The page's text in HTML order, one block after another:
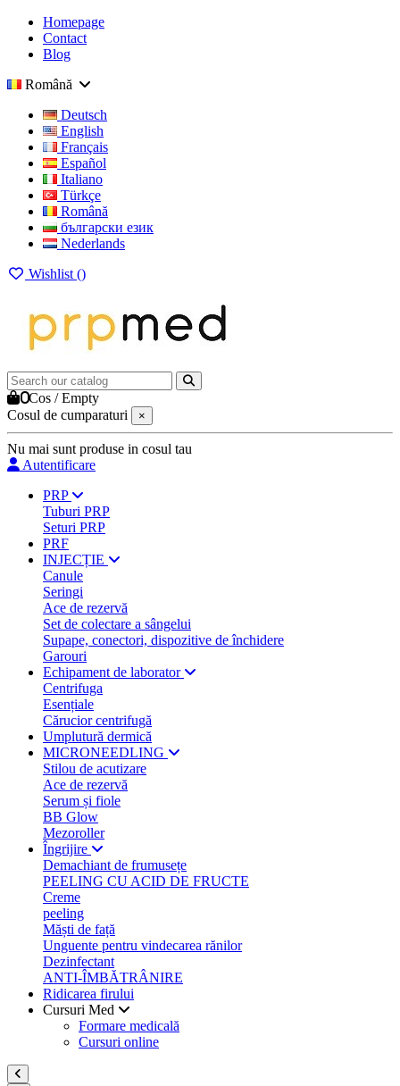
Homepage
Contact
Blog
Română
Deutsch
English
Français
Español
Italiano
Türkçe
Română
български език
Nederlands
Wishlist ()
0Cos /Empty
Cosul de cumparaturi
×
Nu mai sunt produse in cosul tau
Autentificare
PRP
Tuburi PRP
Seturi PRP
PRF
INJECȚIE
Canule
Seringi
Ace de rezervă
Set de colectare a sângelui
Supape, conectori, dispozitive de închidere
Garouri
Echipament de laborator
Centrifuga
Esențiale
Cărucior centrifugă
Umplutură dermică
MICRONEEDLING
Stilou de acutizare
Ace de rezervă
Serum și fiole
BB Glow
Mezoroller
Îngrijire
Demachiant de frumusețe
PEELING CU ACID DE FRUCTE
Creme
peeling
Măști de față
Unguente pentru vindecarea rănilor
Dezinfectant
ANTI-ÎMBĂTRÂNIRE
Ridicarea firului
Cursuri Med
Formare medicală
Cursuri online